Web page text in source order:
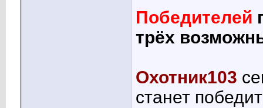
Победителей
трёх
Охотник103
станет